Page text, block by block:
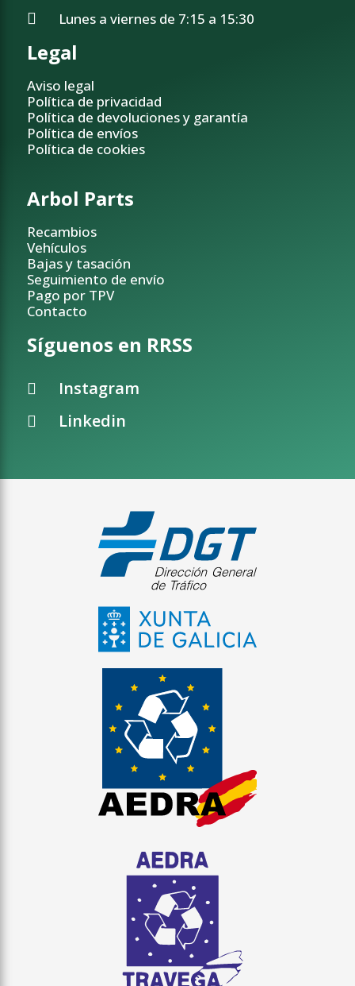
Lunes a viernes de 7:15 a 15:30
Legal
Aviso legal
Política de privacidad
Política de devoluciones y garantía
Política de envíos
Política de cookies
Arbol Parts
Recambios
Vehículos
Bajas y tasación
Seguimiento de envío
Pago por TPV
Contacto
Síguenos en RRSS
Instagram
Linkedin